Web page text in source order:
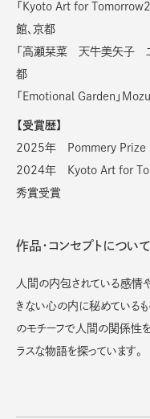
「Kyoto Art for
館、京都
「高瀬栞菜 天牛美矢子
都
「Emotional Garden」
【受賞歴】
2025年 Pommery Prize
2024年 Kyoto Art for
秀賞受賞
作品・コンセプトについて
人間の内包されている感情
きない心の内に秘めている
のモチーフで人間の関係性
ラスな物語を探っています。